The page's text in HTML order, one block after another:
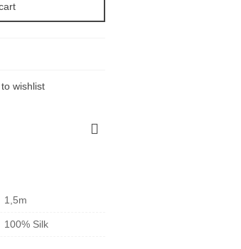
wishlist
1,5m
100% Silk